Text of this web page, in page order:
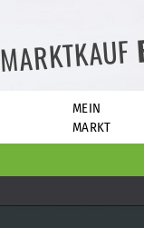
MARKTKAUF
MEIN
MARKT